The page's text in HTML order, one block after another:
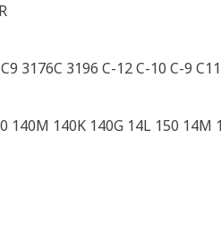
3176C 3196 C-12 C-10 C-9 C11
140M 140K 140G 14L 150